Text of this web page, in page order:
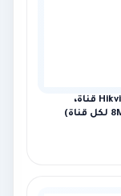
مسجل شبكي Hikvision DS-7732NI-M4/16P — 32 قناة،